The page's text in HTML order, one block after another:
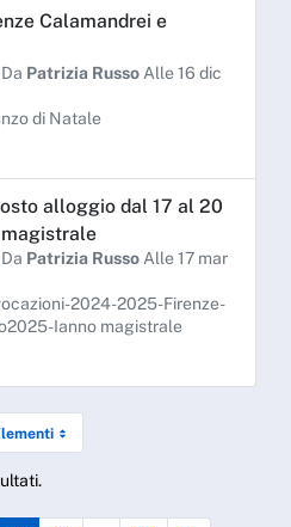
Calamandrei e
Da Patrizia Russo Alle 16 dic
di Natale
alloggio dal 17 al 20
magistrale
Da Patrizia Russo Alle 17 mar
2024-2025-Firenze-
Ianno magistrale